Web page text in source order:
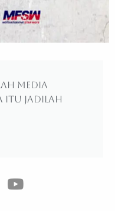
media
itu jadilah